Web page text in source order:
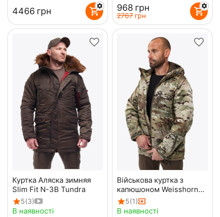
‍4466‍ грн ‍968‍ грн
‍2767‍ грн
Куртка Аляска зимняя
Slim Fit N-3B Tundra
5(3)
В наявності
Військова куртка з
капюшоном Weisshorn
Multicam Original
5(1)
В наявності